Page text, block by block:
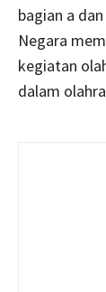
bagian a
Negara
kegiatan
dalam